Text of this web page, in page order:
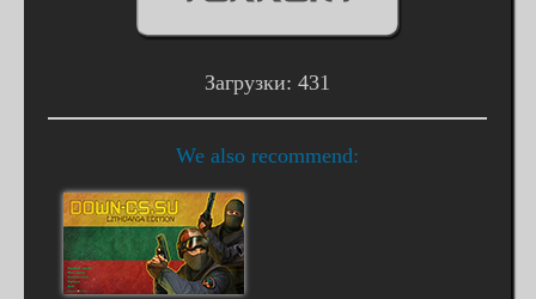
Загрузки: 431
We also recommend: